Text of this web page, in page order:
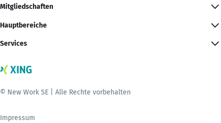
Mitgliedschaften
Hauptbereiche
Services
© New Work SE | Alle Rechte vorbehalten
Impressum